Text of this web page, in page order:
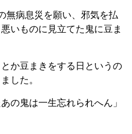
無病息災を願い、邪気を払
いものに見立てた鬼に豆ま
か豆まきをする日というの
した。
の鬼は一生忘れられへん」